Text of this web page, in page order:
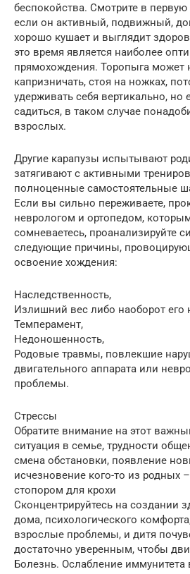
беспокойства. Смотрите в
если он активный, подвижный,
хорошо кушает и выглядит
это время является наиболее
прямохождения. Торопыга может
капризничать, стоя на ножках,
удерживать себя вертикально, но
садиться, в таком случае
взрослых.
Другие карапузы испытывают
затягивают с активными
полноценные самостоятельные
Если вы сильно переживаете,
неврологом и ортопедом,
сомневаетесь, проанализируйте
следующие причины,
освоение хождения:
Наследственность,
Излишний вес либо наоборот его
Темперамент,
Недоношенность,
Родовые травмы, повлекшие
двигательного аппарата или
проблемы.
Стрессы
Обратите внимание на этот
ситуация в семье, трудности
смена обстановки, появление
исчезновение кого-то из родных
стопором для крохи
Сконцентрируйтесь на создании
дома, психологического
взрослые проблемы, и дитя
достаточно уверенным, чтобы
Болезнь. Ослабление